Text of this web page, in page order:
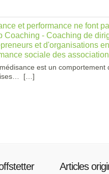
et performance ne font
Coaching - Coaching de
et d'organisations en
sociale des
est un comportement
[…]
Articles